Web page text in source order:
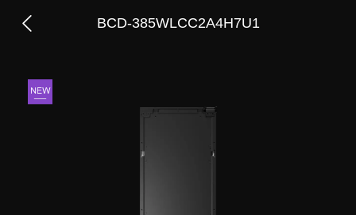
BCD-385WLCC2A4H7U1